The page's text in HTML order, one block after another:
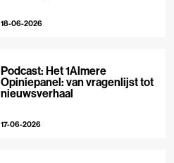
18-06-2026
Podcast: Het 1Almere
Opiniepanel: van vragenlijst tot
nieuwsverhaal
17-06-2026